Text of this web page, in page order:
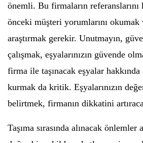
önemli. Bu firmaların
önceki müşteri yorumlarını
araştırmak gerekir. Unutmayın,
çalışmak, eşyalarınızın güvende
firma ile taşınacak eşyalar
kurmak da kritik. Eşyalarınızın
belirtmek, firmanın dikkatini
Taşıma sırasında alınacak önlemler